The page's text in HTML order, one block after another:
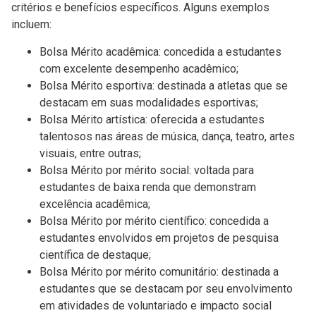
critérios e benefícios específicos. Alguns exemplos
incluem:
Bolsa Mérito acadêmica: concedida a estudantes
com excelente desempenho acadêmico;
Bolsa Mérito esportiva: destinada a atletas que se
destacam em suas modalidades esportivas;
Bolsa Mérito artística: oferecida a estudantes
talentosos nas áreas de música, dança, teatro, artes
visuais, entre outras;
Bolsa Mérito por mérito social: voltada para
estudantes de baixa renda que demonstram
excelência acadêmica;
Bolsa Mérito por mérito científico: concedida a
estudantes envolvidos em projetos de pesquisa
científica de destaque;
Bolsa Mérito por mérito comunitário: destinada a
estudantes que se destacam por seu envolvimento
em atividades de voluntariado e impacto social